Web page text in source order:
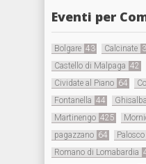
Eventi per
Bolgare 43 Calcinate
Castello di Malpaga 42
Cividate al Piano 64
Fontanella 44 Ghisalba
Martinengo 425
pagazzano 64 Palosco
Romano di Lomabardia